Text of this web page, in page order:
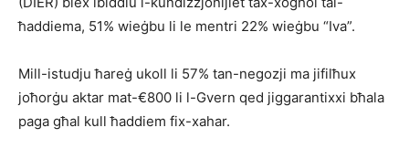
ħaddiema, 51% wieġbu li le mentri 22% wieġbu “Iva”.
Mill-istudju ħareġ ukoll li 57% tan-negozji ma jifilħux
joħorġu aktar mat-€800 li l-Gvern qed jiggarantixxi bħala
paga għal kull ħaddiem fix-xahar.